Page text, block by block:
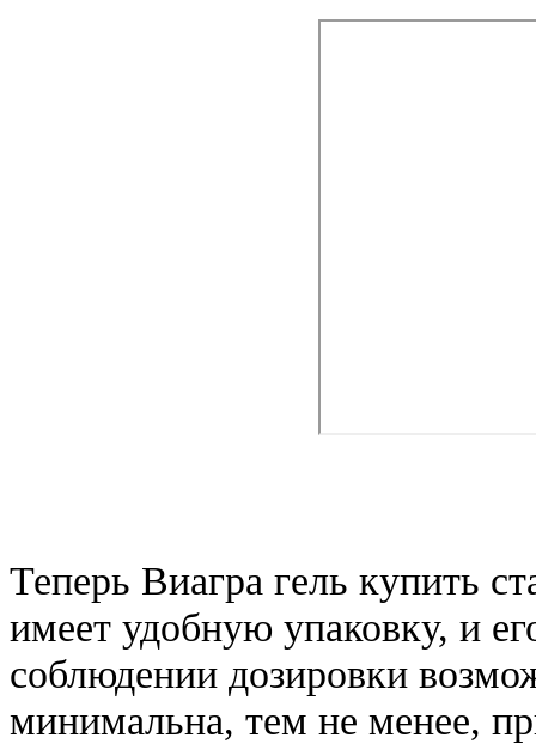
Теперь Виагра гель купить
имеет удобную упаковку, и
соблюдении дозировки
минимальна, тем не менее,